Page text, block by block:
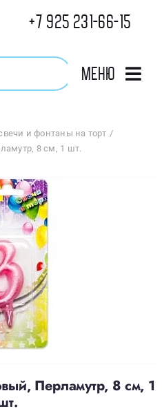
+7 925 231-66-15
Меню
и фонтаны на торт
8 см, 1 шт.
Перламутр, 8 см, 1